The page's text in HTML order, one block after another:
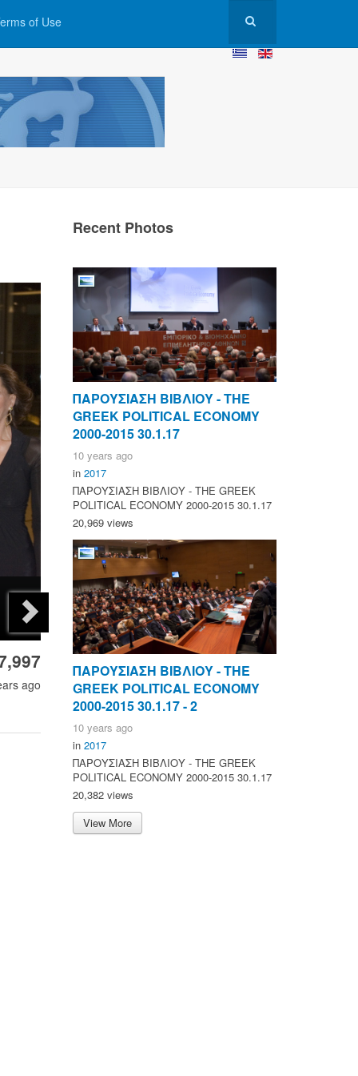
of Use
ago
Recent Photos
ΠΑΡΟΥΣΙΑΣΗ ΒΙΒΛΙΟΥ - ΤΗΕ
GREEK POLITICAL ECONOMY
2000-2015 30.1.17
10 years ago
in 2017
ΠΑΡΟΥΣΙΑΣΗ ΒΙΒΛΙΟΥ - ΤΗΕ GREEK
POLITICAL ECONOMY 2000-2015 30.1.17
20,969 views
ΠΑΡΟΥΣΙΑΣΗ ΒΙΒΛΙΟΥ - ΤΗΕ
GREEK POLITICAL ECONOMY
2000-2015 30.1.17 - 2
10 years ago
in 2017
ΠΑΡΟΥΣΙΑΣΗ ΒΙΒΛΙΟΥ - ΤΗΕ GREEK
POLITICAL ECONOMY 2000-2015 30.1.17
20,382 views
View More